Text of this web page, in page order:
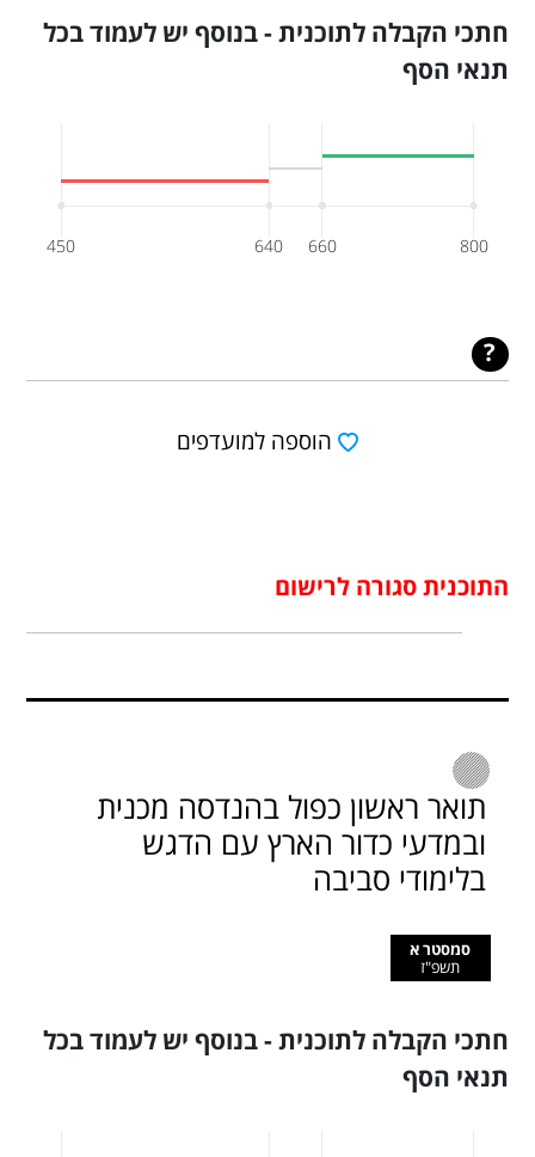
חתכי הקבלה לתוכנית - בנוסף יש לעמוד בכל
תנאי הסף
450 640 660 800
הוספה למועדפים
התוכנית סגורה לרישום
תואר ראשון כפול בהנדסה מכנית
ובמדעי כדור הארץ עם הדגש
בלימודי סביבה
סמסטר א
תשפ"ז
חתכי הקבלה לתוכנית - בנוסף יש לעמוד בכל
תנאי הסף